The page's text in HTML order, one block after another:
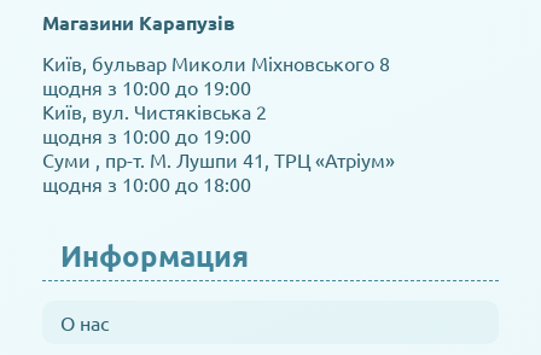
Магазини Карапузів
Київ, бульвар Миколи Міхновського 8
щодня з 10:00 до 19:00
Київ, вул. Чистяківська 2
щодня з 10:00 до 19:00
Суми , пр-т. М. Лушпи 41, ТРЦ «Атріум»
щодня з 10:00 до 18:00
Информация
О нас